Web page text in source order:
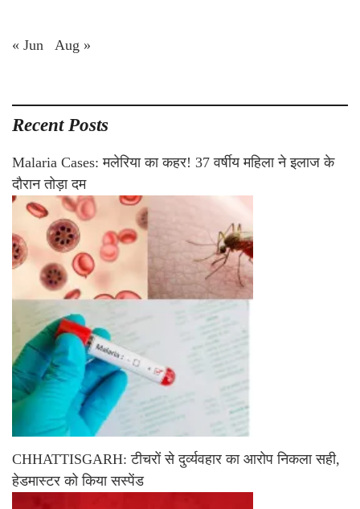
« Jun Aug »
Recent Posts
Malaria Cases: मलेरिया का कहर! 37 वर्षीय महिला ने इलाज के
दौरान तोड़ा दम
CHHATTISGARH: टीचरों से दुर्व्यवहार का आरोप निकला सही,
हेडमास्टर को किया सस्पेंड